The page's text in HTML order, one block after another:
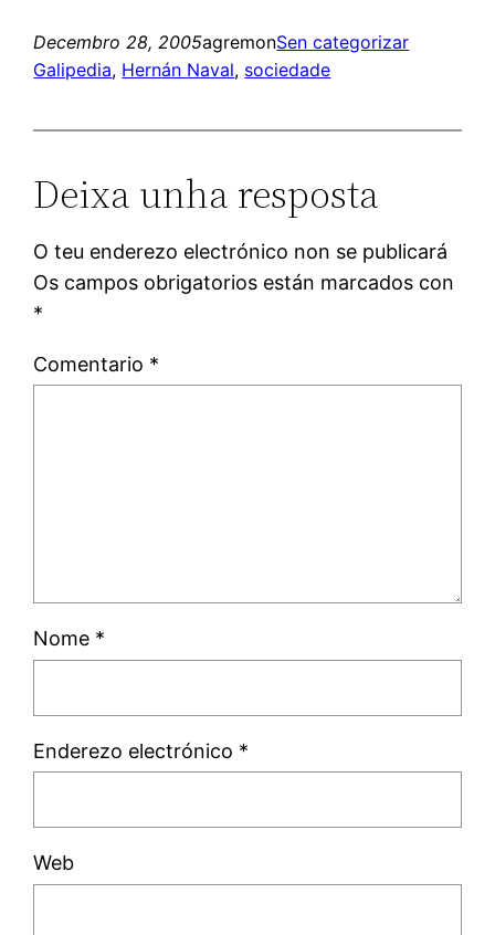
Decembro 28, 2005agremonSen categorizar
Galipedia, Hernán Naval, sociedade
Deixa unha resposta
O teu enderezo electrónico non se publicará
Os campos obrigatorios están marcados con
*
Comentario *
Nome *
Enderezo electrónico *
Web